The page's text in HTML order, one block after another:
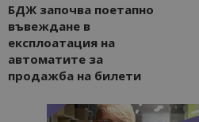
БДЖ започва поетапно
въвеждане в
експлоатация на
автоматите за
продажба на билети